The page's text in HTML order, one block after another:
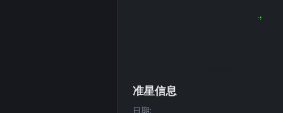
准星信息
日期: